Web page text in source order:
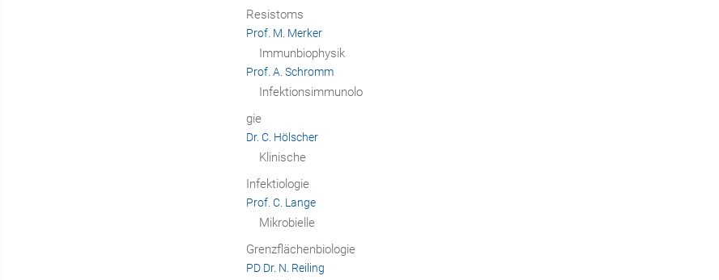
Resistoms
Prof. M. Merker
Immunbiophysik
Prof. A. Schromm
Infektionsimmunolo
gie
Dr. C. Hölscher
Klinische
Infektiologie
Prof. C. Lange
Mikrobielle
Grenzflächenbiologie
PD Dr. N. Reiling